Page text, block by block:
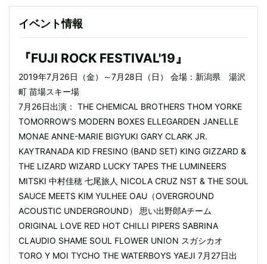
イベント情報
『FUJI ROCK FESTIVAL'19』
2019年7月26日（金）～7月28日（日） 会場：新潟県 湯沢
町 苗場スキー場
7月26日出演： THE CHEMICAL BROTHERS THOM YORKE
TOMORROW'S MODERN BOXES ELLEGARDEN JANELLE
MONAE ANNE-MARIE BIGYUKI GARY CLARK JR.
KAYTRANADA KID FRESINO (BAND SET) KING GIZZARD &
THE LIZARD WIZARD LUCKY TAPES THE LUMINEERS
MITSKI 中村佳穂 七尾旅人 NICOLA CRUZ NST & THE SOUL
SAUCE MEETS KIM YULHEE OAU（OVERGROUND
ACOUSTIC UNDERGROUND） 思い出野郎Aチーム
ORIGINAL LOVE RED HOT CHILLI PIPERS SABRINA
CLAUDIO SHAME SOUL FLOWER UNION スガシカオ
TORO Y MOI TYCHO THE WATERBOYS YAEJI 7月27日出